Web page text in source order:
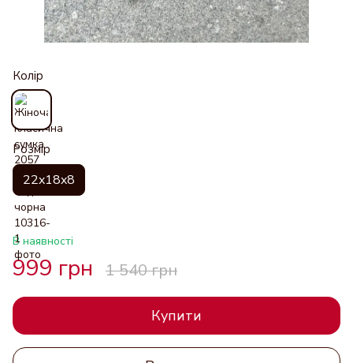
Колір
Розмір
22x18x8
В наявності
999 грн 1 540 грн
Купити